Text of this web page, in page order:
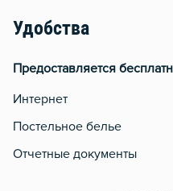
Удобства
Предоставляется
Интернет
Постельное белье
Отчетные документы